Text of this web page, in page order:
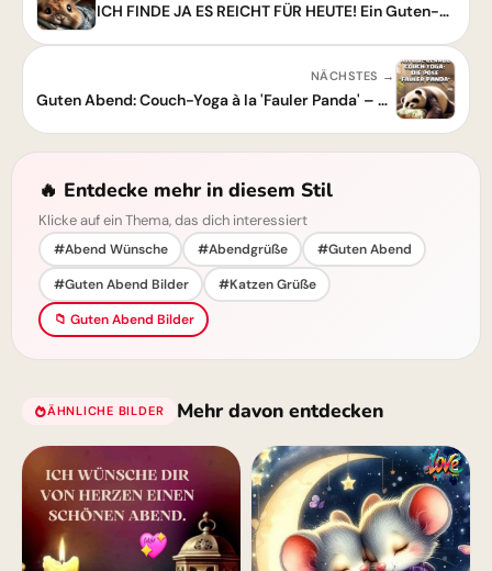
ICH FINDE JA ES REICHT FÜR HEUTE! Ein Guten-Abend-Grußbild für dich
NÄCHSTES →
Guten Abend: Couch-Yoga à la 'Fauler Panda' – Dein Grußbild für den Abend!
🔥 Entdecke mehr in diesem Stil
Klicke auf ein Thema, das dich interessiert
#Abend Wünsche #Abendgrüße
#Guten Abend
#Guten Abend Bilder
#Katzen Grüße
📁 Guten Abend Bilder
ÄHNLICHE BILDER Mehr davon entdecken